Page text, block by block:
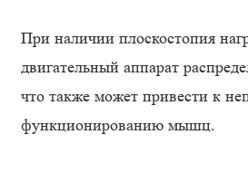
При наличии плоскостопия
двигательный аппарат
что также может привести к
функционированию мышц.